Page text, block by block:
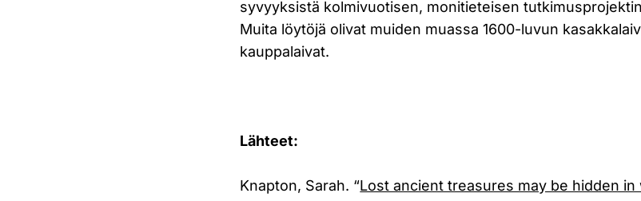
syvyyksistä kolmivuotisen, monitieteisen
Muita löytöjä olivat muiden muassa 1600-luvun
kauppalaivat.
Lähteet:
Knapton, Sarah. “Lost ancient treasures may be hidden in